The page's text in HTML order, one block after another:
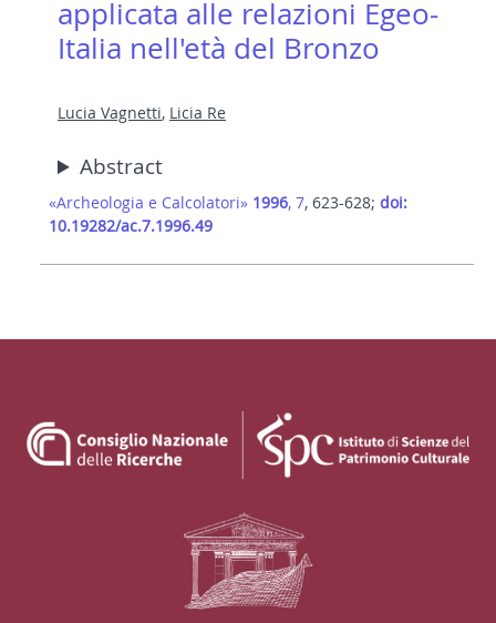
applicata alle relazioni Egeo-
Italia nell'età del Bronzo
Lucia Vagnetti, Licia Re
Abstract
«Archeologia e Calcolatori» 1996, 7, 623-628; doi:
10.19282/ac.7.1996.49